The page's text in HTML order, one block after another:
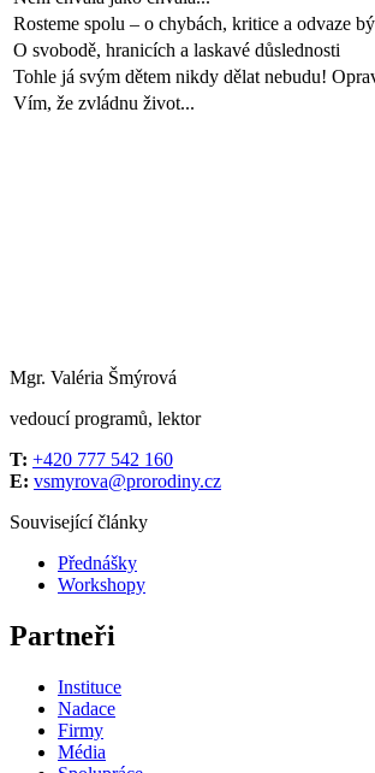
Rosteme spolu – o chybách, kritice a odvaze
O svobodě, hranicích a laskavé důslednosti
Tohle já svým dětem nikdy dělat nebudu!
Vím, že zvládnu život...
Mgr. Valéria Šmýrová
vedoucí programů, lektor
T: +420 777 542 160
E: vsmyrova@prorodiny.cz
Související články
Přednášky
Workshopy
Partneři
Instituce
Nadace
Firmy
Média